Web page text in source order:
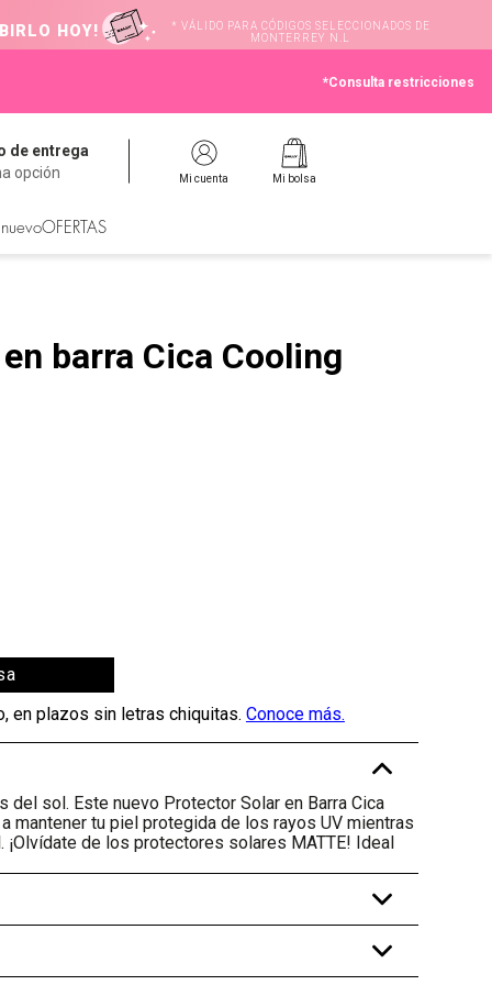
HOY!
* VÁLIDO PARA CÓDIGOS SELECCIONADOS DE
MONTERREY N.L
*Consulta restricciones
de entrega
opción
Mi cuenta Mi bolsa
OFERTAS
barra Cica Cooling
-
del sol. Este nuevo Protector Solar en Barra Cica
mantener tu piel protegida de los rayos UV mientras
¡Olvídate de los protectores solares MATTE! Ideal
+
+